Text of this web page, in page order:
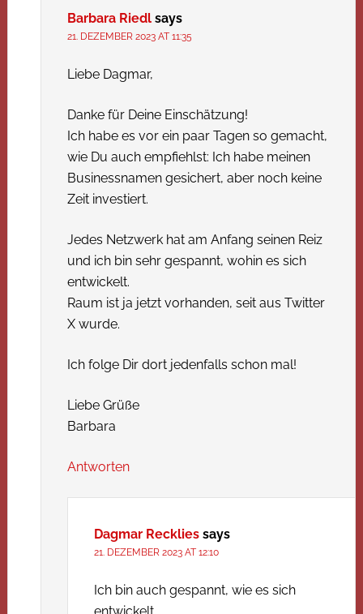
Barbara Riedl says
21. DEZEMBER 2023 AT 11:35
Liebe Dagmar,
Danke für Deine Einschätzung!
Ich habe es vor ein paar Tagen so gemacht,
wie Du auch empfiehlst: Ich habe meinen
Businessnamen gesichert, aber noch keine
Zeit investiert.
Jedes Netzwerk hat am Anfang seinen Reiz
und ich bin sehr gespannt, wohin es sich
entwickelt.
Raum ist ja jetzt vorhanden, seit aus Twitter
X wurde.
Ich folge Dir dort jedenfalls schon mal!
Liebe Grüße
Barbara
Antworten
Dagmar Recklies says
21. DEZEMBER 2023 AT 12:10
Ich bin auch gespannt, wie es sich